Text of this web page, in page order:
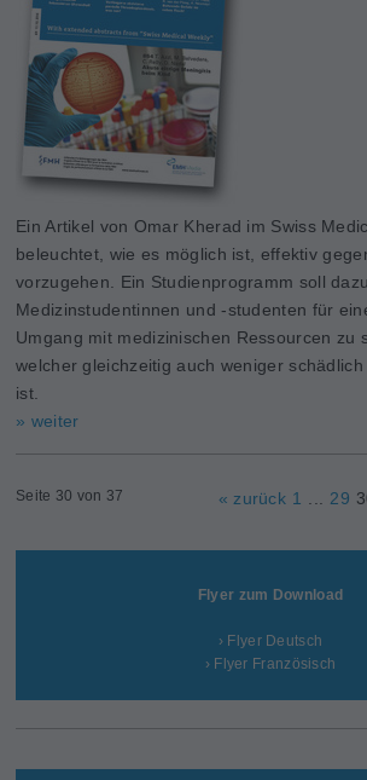
Ein Artikel von Omar Kherad im Swiss
beleuchtet, wie es möglich ist, effektiv
vorzugehen. Ein Studienprogramm soll
Medizinstudentinnen und -studenten für
Umgang mit medizinischen Ressourcen zu
welcher gleichzeitig auch weniger
ist.
» weiter
Seite 30 von 37 « zurück 1 29
Flyer zum Download
› Flyer Deutsch
› Flyer Französisch